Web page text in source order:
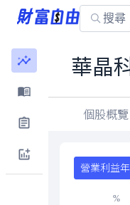
華晶
個股概覽
營業利益